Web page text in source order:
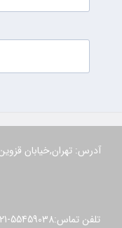
آدرس: تهران,خیابان
تلفن تماس:55459038-021 55459022-021 09126883974